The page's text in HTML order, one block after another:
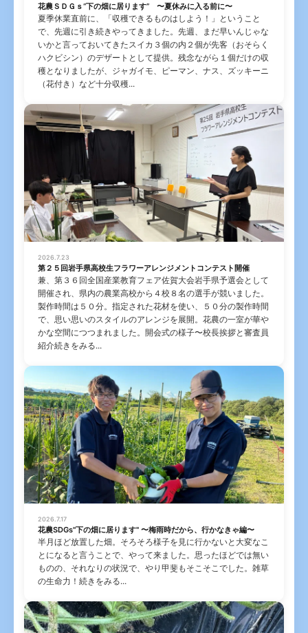
花農ＳＤＧｓ“下の畑に居ります” 〜夏休みに入る前に〜
夏季休業直前に、「収穫できるものはしよう！」ということ
で、先週に引き続きやってきました。先週、まだ早いんじゃな
いかと言っておいてきたスイカ３個の内２個が先客（おそらく
ハクビシン）のデザートとして提供。残念ながら１個だけの収
穫となりましたが、ジャガイモ、ピーマン、ナス、ズッキーニ
（花付き）など十分収穫...
2026.7.23
第２５回岩手県高校生フラワーアレンジメントコンテスト開催
兼、第３６回全国産業教育フェア佐賀大会岩手県予選会として
開催され、県内の農業高校から４校８名の選手が競いました。
製作時間は５０分。指定された花材を使い、５０分の製作時間
で、思い思いのスタイルのアレンジを展開。花農の一室が華や
かな空間につつまれました。開会式の様子〜校長挨拶と審査員
紹介続きをみる...
2026.7.17
花農SDGs"下の畑に居ります" 〜梅雨時だから、行かなきゃ編〜
半月ほど放置した畑。そろそろ様子を見に行かないと大変なこ
とになると言うことで、やって来ました。思ったほどでは無い
ものの、それなりの状況で、やり甲斐もそこそこでした。雑草
の生命力！続きをみる...